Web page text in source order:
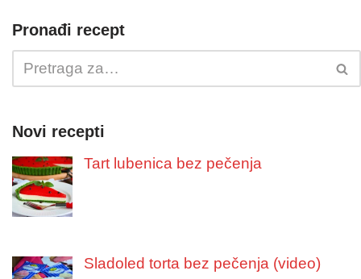
Pronađi recept
Novi recepti
Tart lubenica bez pečenja
Sladoled torta bez pečenja (video)